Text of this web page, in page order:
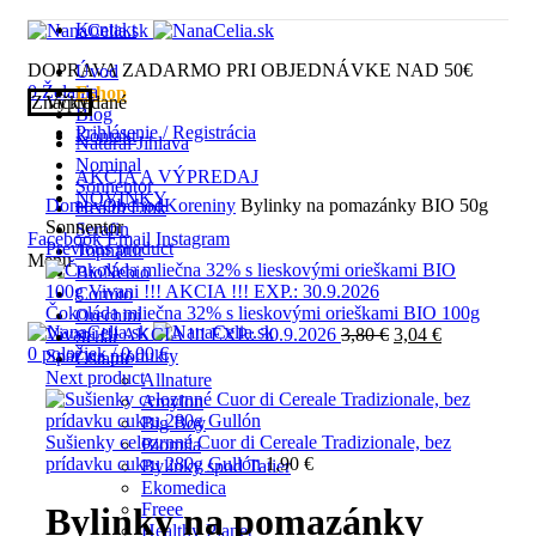
Kontakt
DOPRAVA ZADARMO PRI OBJEDNÁVKE NAD 50€
0Želania
Prihlásenie / Registrácia
Úvod
Eshop
Blog
Kontakt
AKCIA A VÝPREDAJ
NOVINKY
Facebook Email Instagram
Menu
0 položiek / 0,00€
Značky
Natural Jihlava
Nominal
Sonnentor
Health Link
Serafin
Topnatur
BioNebio
Cornito
Orechini
Schär
Ostatné
Allnature
Amylon
Big Boy
Biomila
Bylinky spod Tatier
Ekomedica
Freee
Healthy Planet
Vypredané
Click to enlarge
DomovObchodKoreniny Bylinky na pomazánky BIO 50g
Sonnentor
Previous product
Čokoláda mliečna 32% s lieskovými orieškami BIO 100g
Vivani !!! AKCIA !!! EXP.: 30.9.2026 3,80€ Pôvodná
3,80 €.
3,04 €Aktuálna
3,04 €.
Späť na produkty
Next product
Sušienky celozrnné Cuor di Cereale Tradizionale, bez
prídavku cukru 280g Gullón1,90 €
Bylinky na pomazánky